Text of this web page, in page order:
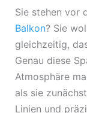
Sie stehen vor
Balkon? Sie
gleichzeitig,
Genau diese
Atmosphäre
als sie
Linien und